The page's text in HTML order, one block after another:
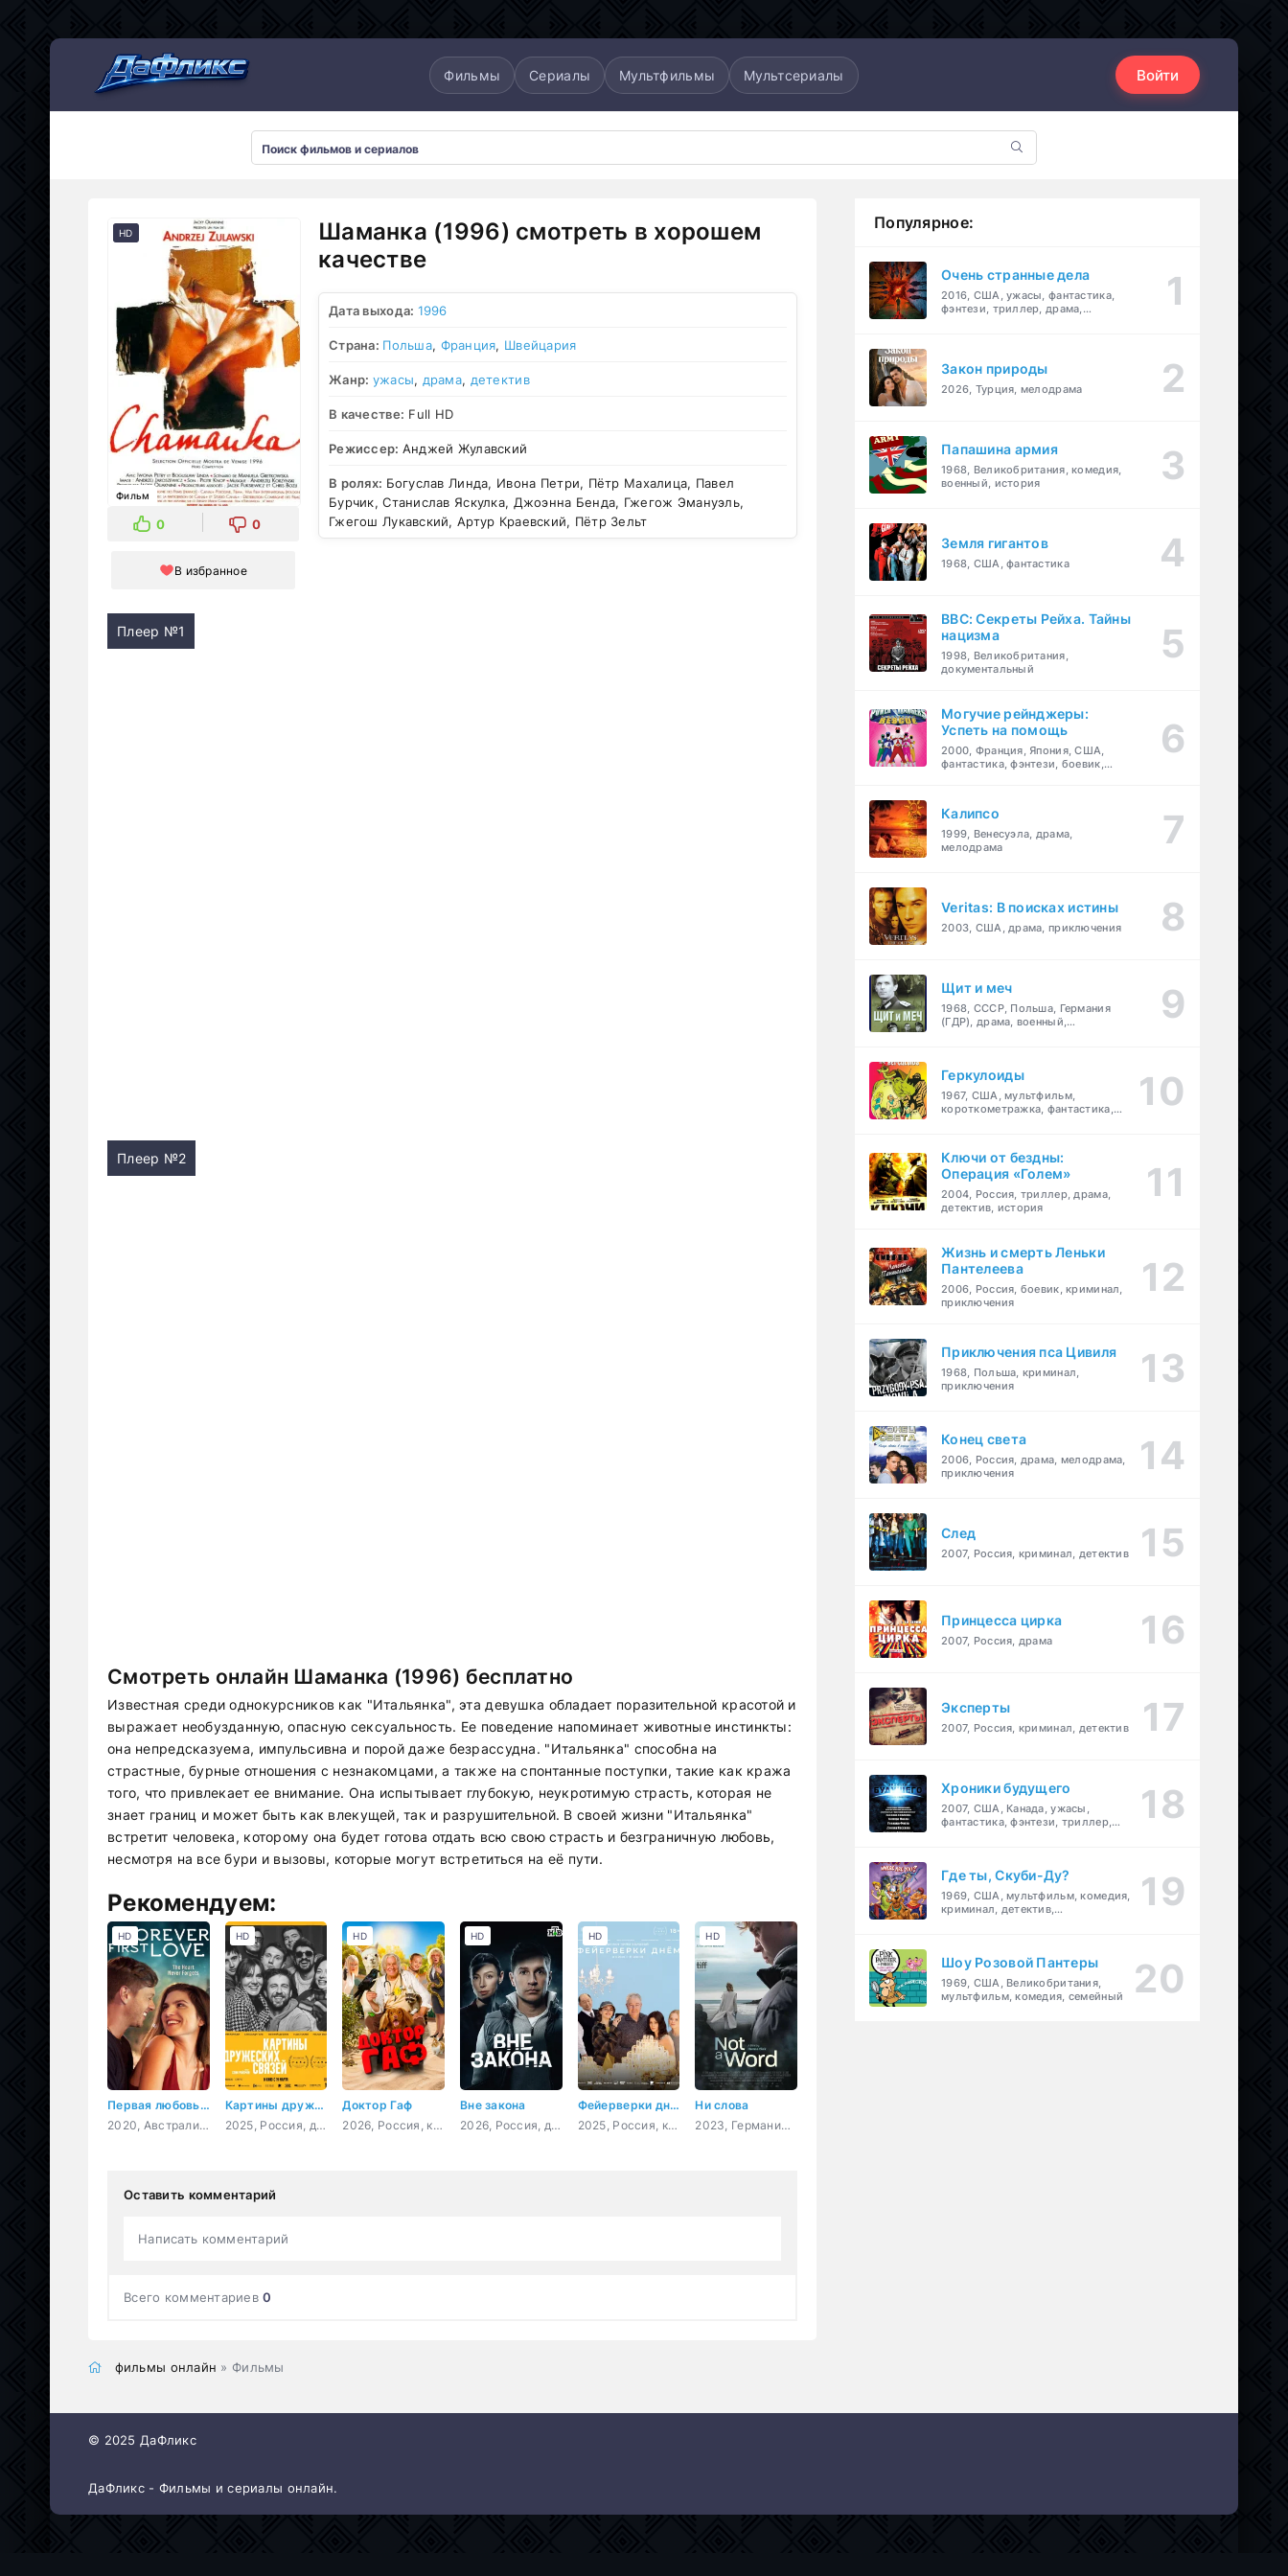
Фильмы Сериалы Мультфильмы Мультсериалы Войти
HD
Фильм
0 0
В избранное
Шаманка (1996) смотреть в хорошем
качестве
Дата выхода: 1996
Страна: Польша, Франция, Швейцария
Жанр: ужасы, драма, детектив
В качестве: Full HD
Режиссер: Анджей Жулавский
В ролях: Богуслав Линда, Ивона Петри, Пётр Махалица, Павел
Бурчик, Станислав Яскулка, Джоэнна Бенда, Гжегож Эмануэль,
Гжегош Лукавский, Артур Краевский, Пётр Зельт
Плеер №1
Плеер №2
Смотреть онлайн Шаманка (1996) бесплатно
Известная среди однокурсников как "Итальянка", эта девушка обладает поразительной красотой и
выражает необузданную, опасную сексуальность. Ее поведение напоминает животные инстинкты:
она непредсказуема, импульсивна и порой даже безрассудна. "Итальянка" способна на
страстные, бурные отношения с незнакомцами, а также на спонтанные поступки, такие как кража
того, что привлекает ее внимание. Она испытывает глубокую, неукротимую страсть, которая не
знает границ и может быть как влекущей, так и разрушительной. В своей жизни "Итальянка"
встретит человека, которому она будет готова отдать всю свою страсть и безграничную любовь,
несмотря на все бури и вызовы, которые могут встретиться на её пути.
Рекомендуем:
Первая любовь навсегда
2020, Австралия, Филиппины, драма, мелодрама
HD
Картины дружеских связей
2025, Россия, драма, комедия
HD
Доктор Гаф
2026, Россия, комедия, фэнтези, семейный
HD
Вне закона
2026, Россия, детектив, боевик, криминал, драма
HD
Фейерверки днём
2025, Россия, комедия, драма
HD
Ни слова
2023, Германия, Словения, Франция, драма
HD
Оставить комментарий
Написать комментарий
Всего комментариев0
фильмы онлайн » Фильмы
Популярное:
Очень странные дела
2016, США, ужасы, фантастика,
фэнтези, триллер, драма,
Закон природы
2026, Турция, мелодрама
Папашина армия
1968, Великобритания, комедия,
военный, история
Земля гигантов
1968, США, фантастика
BBC: Секреты Рейха. Тайны
нацизма
1998, Великобритания,
документальный
Могучие рейнджеры:
Успеть на помощь
2000, Франция, Япония, США,
фантастика, фэнтези, боевик,
Калипсо
1999, Венесуэла, драма,
мелодрама
Veritas: В поисках истины
2003, США, драма, приключения
Щит и меч
1968, СССР, Польша, Германия
(ГДР), драма, военный,
Геркулоиды
1967, США, мультфильм,
короткометражка, фантастика,
Ключи от бездны:
Операция «Голем»
2004, Россия, триллер, драма,
детектив, история
Жизнь и смерть Леньки
Пантелеева
2006, Россия, боевик, криминал,
приключения
Приключения пса Цивиля
1968, Польша, криминал,
приключения
Конец света
2006, Россия, драма, мелодрама,
приключения
След
2007, Россия, криминал, детектив
Принцесса цирка
2007, Россия, драма
Эксперты
2007, Россия, криминал, детектив
Хроники будущего
2007, США, Канада, ужасы,
фантастика, фэнтези, триллер,
Где ты, Скуби-Ду?
1969, США, мультфильм, комедия,
криминал, детектив,
Шоу Розовой Пантеры
1969, США, Великобритания,
мультфильм, комедия, семейный
© 2025 ДаФликс
ДаФликс - Фильмы и сериалы онлайн.
Мультсериалы